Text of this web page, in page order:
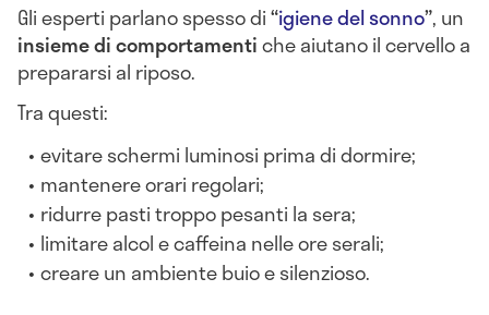
Gli esperti parlano spesso di“igiene del sonno”, un
insieme di comportamentiche aiutano il cervello a
prepararsi al riposo.
Tra questi:
evitare schermi luminosi prima di dormire;
mantenere orari regolari;
ridurre pasti troppo pesanti la sera;
limitare alcol e caffeina nelle ore serali;
creare un ambiente buio e silenzioso.